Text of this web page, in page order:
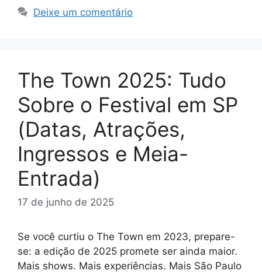
Deixe um comentário
The Town 2025: Tudo
Sobre o Festival em SP
(Datas, Atrações,
Ingressos e Meia-
Entrada)
17 de junho de 2025
Se você curtiu o The Town em 2023, prepare-
se: a edição de 2025 promete ser ainda maior.
Mais shows. Mais experiências. Mais São Paulo